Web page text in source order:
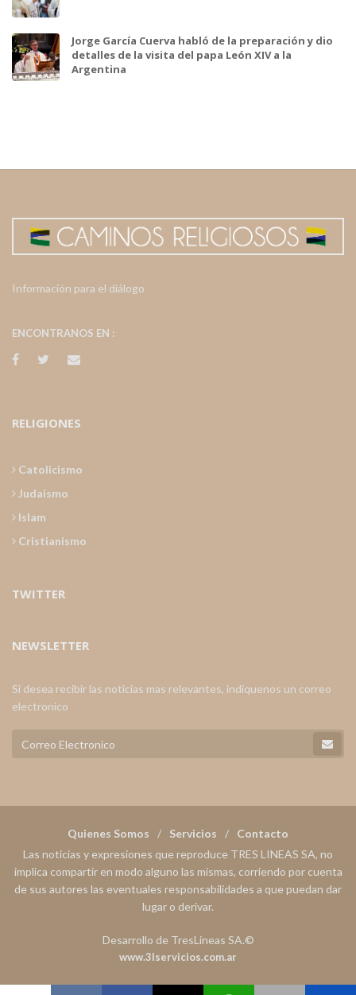
Jorge García Cuerva habló de la preparación y dio
detalles de la visita del papa León XIV a la
Argentina
Información para el diálogo
ENCONTRANOS EN :
RELIGIONES
Catolicismo
Judaismo
Islam
Cristianismo
TWITTER
NEWSLETTER
Si desea recibir las noticias mas relevantes, indiquenos un correo
electronico
Quienes Somos Servicios
Contacto
Las noticias y expresiones que reproduce TRES LINEAS SA, no
implica compartir en modo alguno las mismas, corriendo por cuenta
de sus autores las eventuales responsabilidades a que puedan dar
lugar o derivar.
Desarrollo de TresLineas SA.©
www.3lservicios.com.ar